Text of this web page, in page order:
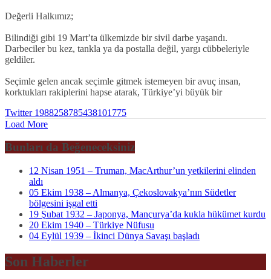
Değerli Halkımız;
Bilindiği gibi 19 Mart’ta ülkemizde bir sivil darbe yaşandı.
Darbeciler bu kez, tankla ya da postalla değil, yargı cübbeleriyle
geldiler.
Seçimle gelen ancak seçimle gitmek istemeyen bir avuç insan,
korktukları rakiplerini hapse atarak, Türkiye’yi büyük bir
Twitter 1988258785438101775
Load More
Bunları da Beğeneceksiniz
12 Nisan 1951 – Truman, MacArthur’un yetkilerini elinden
aldı
05 Ekim 1938 – Almanya, Çekoslovakya’nın Südetler
bölgesini işgal etti
19 Şubat 1932 – Japonya, Mançurya’da kukla hükümet kurdu
20 Ekim 1940 – Türkiye Nüfusu
04 Eylül 1939 – İkinci Dünya Savaşı başladı
Son Haberler